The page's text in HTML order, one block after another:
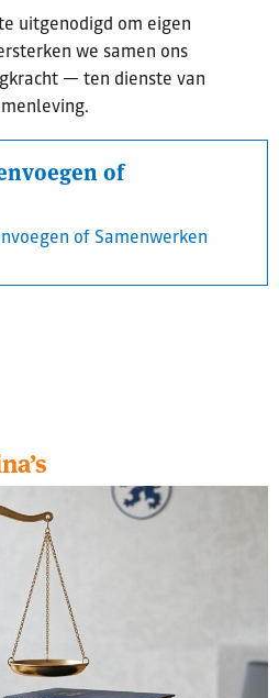
uitgenodigd om eigen
we samen ons
— ten dienste van
of
of Samenwerken